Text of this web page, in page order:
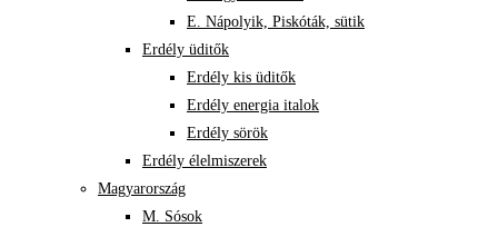
E. Nápolyik, Piskóták, sütik
Erdély üditők
Erdély kis üditők
Erdély energia italok
Erdély sörök
Erdély élelmiszerek
Magyarország
M. Sósok